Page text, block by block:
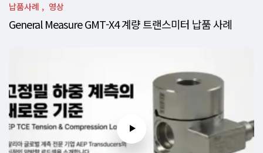
납품사례 영상
General Measure GMT-X4 계량 트랜스미터 납품 사례